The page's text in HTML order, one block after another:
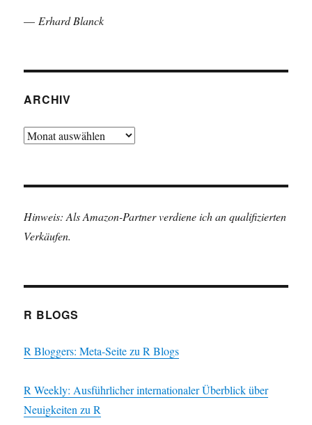
— Erhard Blanck
ARCHIV
Archiv
Hinweis: Als Amazon-Partner verdiene ich an qualifizierten
Verkäufen.
R BLOGS
R Bloggers: Meta-Seite zu R Blogs
R Weekly: Ausführlicher internationaler Überblick über
Neuigkeiten zu R